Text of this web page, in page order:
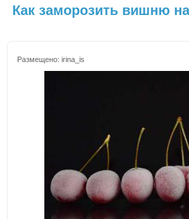
Как заморозить вишню
Размещено: irina_is